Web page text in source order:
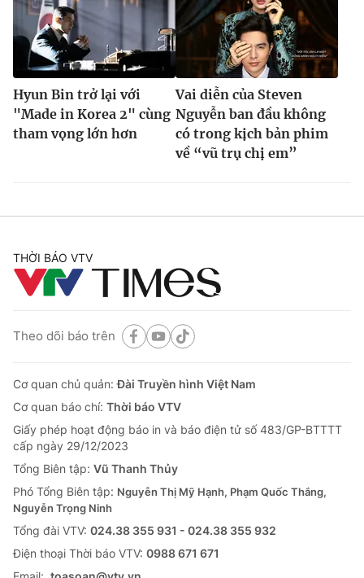
Hyun Bin trở lại với
"Made in Korea 2" cùng
tham vọng lớn hơn
Vai diễn của Steven
Nguyễn ban đầu không
có trong kịch bản phim
về “vũ trụ chị em”
THỜI BÁO VTV
Theo dõi báo trên
Cơ quan chủ quản:Đài Truyền hình Việt Nam
Cơ quan báo chí: Thời báo VTV
Giấy phép hoạt động báo in và báo điện tử số 483/GP-BTTTT
cấp ngày 29/12/2023
Tổng Biên tập: Vũ Thanh Thủy
Phó Tổng Biên tập: Nguyễn Thị Mỹ Hạnh, Phạm Quốc Thắng,
Nguyễn Trọng Ninh
Tổng đài VTV: 024.38 355 931 - 024.38 355 932
Ðiện thoại Thời báo VTV: 0988 671 671